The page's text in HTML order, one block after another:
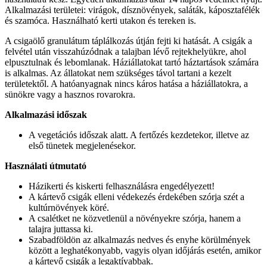
Alkalmazási területei: virágok, dísznövények, saláták, káposztafélék
és szamóca. Használható kerti utakon és tereken is.
A csigaölő granulátum táplálkozás útján fejti ki hatását. A csigák a
felvétel után visszahúzódnak a talajban lévő rejtekhelyükre, ahol
elpusztulnak és lebomlanak. Háziállatokat tartó háztartások számára
is alkalmas. Az állatokat nem szükséges távol tartani a kezelt
területektől. A hatóanyagnak nincs káros hatása a háziállatokra, a
sünökre vagy a hasznos rovarokra.
Alkalmazási időszak
A vegetációs időszak alatt. A fertőzés kezdetekor, illetve az
első tünetek megjelenésekor.
Használati útmutató
Házikerti és kiskerti felhasználásra engedélyezett!
A kártevő csigák elleni védekezés érdekében szórja szét a
kultúrnövények köré.
A csalétket ne közvetlenül a növényekre szórja, hanem a
talajra juttassa ki.
Szabadföldön az alkalmazás nedves és enyhe körülmények
között a leghatékonyabb, vagyis olyan időjárás esetén, amikor
a kártevő csigák a legaktívabbak.